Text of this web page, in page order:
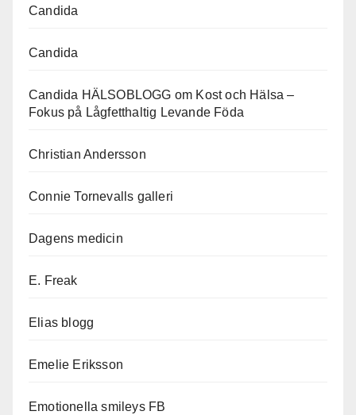
Candida
Candida
Candida HÄLSOBLOGG om Kost och Hälsa –
Fokus på Lågfetthaltig Levande Föda
Christian Andersson
Connie Tornevalls galleri
Dagens medicin
E. Freak
Elias blogg
Emelie Eriksson
Emotionella smileys FB